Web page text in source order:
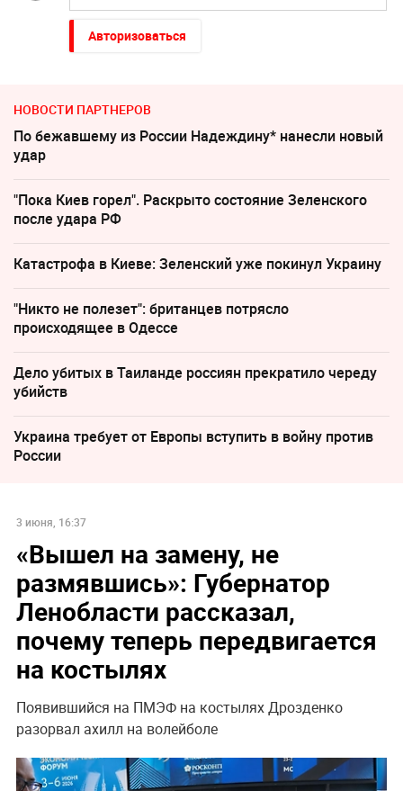
Авторизоваться
НОВОСТИ ПАРТНЕРОВ
По бежавшему из России Надеждину* нанесли новый
удар
"Пока Киев горел". Раскрыто состояние Зеленского
после удара РФ
Катастрофа в Киеве: Зеленский уже покинул Украину
"Никто не полезет": британцев потрясло
происходящее в Одессе
Дело убитых в Таиланде россиян прекратило череду
убийств
Украина требует от Европы вступить в войну против
России
3 июня, 16:37
«Вышел на замену, не
размявшись»: Губернатор
Ленобласти рассказал,
почему теперь передвигается
на костылях
Появившийся на ПМЭФ на костылях Дрозденко
разорвал ахилл на волейболе